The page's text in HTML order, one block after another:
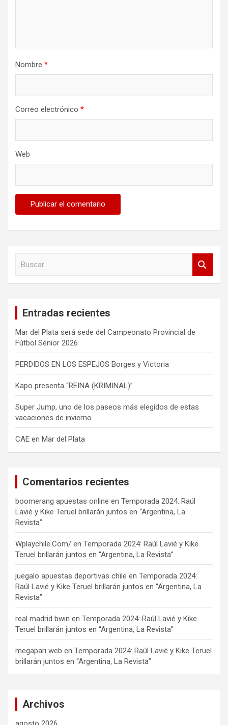
Nombre *
Correo electrónico *
Web
Entradas recientes
Mar del Plata será sede del Campeonato Provincial de
Fútbol Sénior 2026
PERDIDOS EN LOS ESPEJOS Borges y Victoria
Kapo presenta “REINA (KRIMINAL)”
Super Jump, uno de los paseos más elegidos de estas
vacaciones de invierno
CAE en Mar del Plata
Comentarios recientes
boomerang apuestas online en Temporada 2024: Raúl
Lavié y Kike Teruel brillarán juntos en “Argentina, La
Revista”
Wplaychile.Com/ en Temporada 2024: Raúl Lavié y Kike
Teruel brillarán juntos en “Argentina, La Revista”
juegalo apuestas deportivas chile en Temporada 2024:
Raúl Lavié y Kike Teruel brillarán juntos en “Argentina, La
Revista”
real madrid bwin en Temporada 2024: Raúl Lavié y Kike
Teruel brillarán juntos en “Argentina, La Revista”
megapari web en Temporada 2024: Raúl Lavié y Kike Teruel
brillarán juntos en “Argentina, La Revista”
Archivos